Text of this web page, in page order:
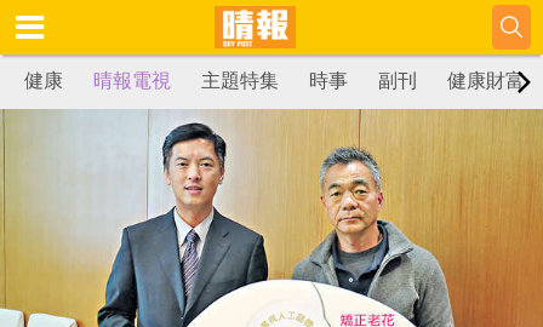
健康 晴報電視 主題特集 時事 副刊 健康財富